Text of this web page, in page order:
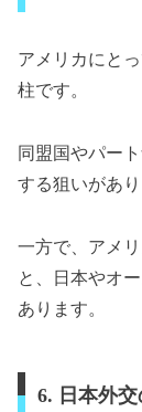
アメリカにと
柱です。
同盟国やパー
する狙いがあり
一方で、アメ
と、日本やオ
あります。
6. 日本外